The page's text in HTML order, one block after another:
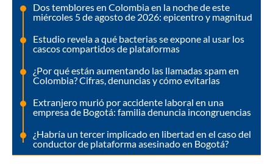
Dos temblores en Colombia en la noche de este
miércoles 5 de agosto de 2026: epicentro y magnitud
Estudio revela a qué bacterias se expone al usar los
cascos compartidos de plataformas
¿Por qué están aumentando las llamadas spam en
Colombia? Cifras, denuncias y cómo evitarlas
Extranjero murió por accidente laboral en una
empresa de Bogotá: familia denuncia incongruencias
¿Habría un tercer implicado en libertad en el caso del
conductor de plataforma asesinado en Bogotá?